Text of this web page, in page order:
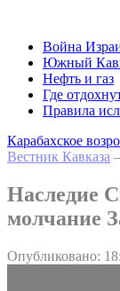
Война
Южный
Нефть и газ
Где
Правила
Карабахское
Вестник Кавказа
Наследие
молчание
Опубликовано: